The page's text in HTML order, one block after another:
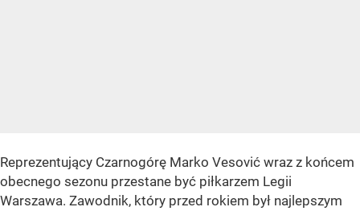
Reprezentujący Czarnogórę Marko Vesović wraz z końcem
obecnego sezonu przestane być piłkarzem Legii
Warszawa. Zawodnik, który przed rokiem był najlepszym